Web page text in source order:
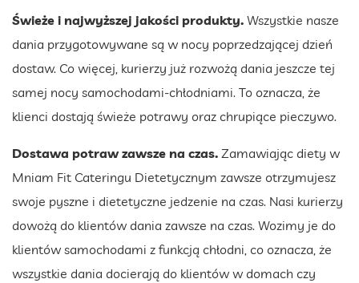
Świeże i najwyższej jakości produkty. Wszystkie nasze
dania przygotowywane są w nocy poprzedzającej dzień
dostaw. Co więcej, kurierzy już rozwożą dania jeszcze tej
samej nocy samochodami-chłodniami. To oznacza, że
klienci dostają świeże potrawy oraz chrupiące pieczywo.
Dostawa potraw zawsze na czas. Zamawiając diety w
Mniam Fit Cateringu Dietetycznym zawsze otrzymujesz
swoje pyszne i dietetyczne jedzenie na czas. Nasi kurierzy
dowożą do klientów dania zawsze na czas. Wozimy je do
klientów samochodami z funkcją chłodni, co oznacza, że
wszystkie dania docierają do klientów w domach czy